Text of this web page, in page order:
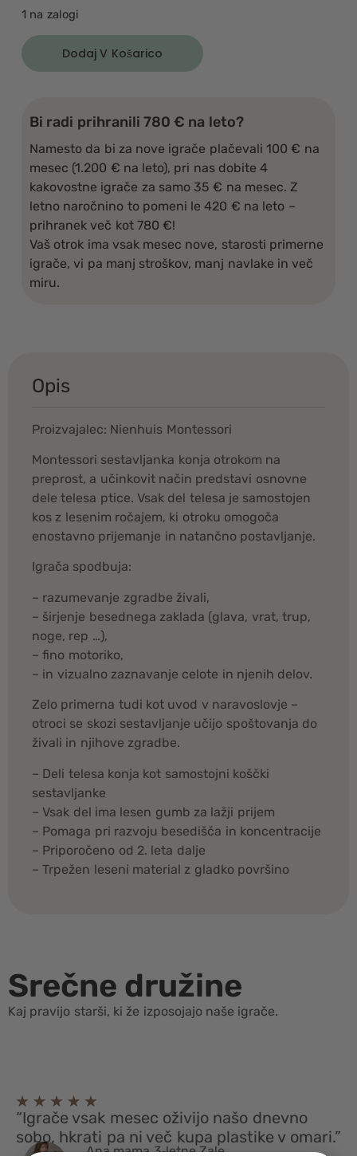
1 na zalogi
Dodaj V Košarico
Bi radi prihranili 780 € na leto?
Namesto da bi za nove igrače plačevali 100 € na
mesec (1.200 € na leto), pri nas dobite 4
kakovostne igrače za samo 35 € na mesec. Z
letno naročnino to pomeni le 420 € na leto –
prihranek več kot 780 €!
Vaš otrok ima vsak mesec nove, starosti primerne
igrače, vi pa manj stroškov, manj navlake in več
miru.
Opis
Proizvajalec: Nienhuis Montessori
Montessori sestavljanka konja otrokom na
preprost, a učinkovit način predstavi osnovne
dele telesa ptice. Vsak del telesa je samostojen
kos z lesenim ročajem, ki otroku omogoča
enostavno prijemanje in natančno postavljanje.
Igrača spodbuja:
– razumevanje zgradbe živali,
– širjenje besednega zaklada (glava, vrat, trup,
noge, rep …),
– fino motoriko,
– in vizualno zaznavanje celote in njenih delov.
Zelo primerna tudi kot uvod v naravoslovje –
otroci se skozi sestavljanje učijo spoštovanja do
živali in njihove zgradbe.
– Deli telesa konja kot samostojni koščki
sestavljanke
– Vsak del ima lesen gumb za lažji prijem
– Pomaga pri razvoju besedišča in koncentracije
– Priporočeno od 2. leta dalje
– Trpežen leseni material z gladko površino
Srečne družine
Kaj pravijo starši, ki že izposojajo naše igrače.
“Igrače vsak mesec oživijo našo dnevno
sobo, hkrati pa ni več kupa plastike v omari.”
Ana mama 3‑letne Zale